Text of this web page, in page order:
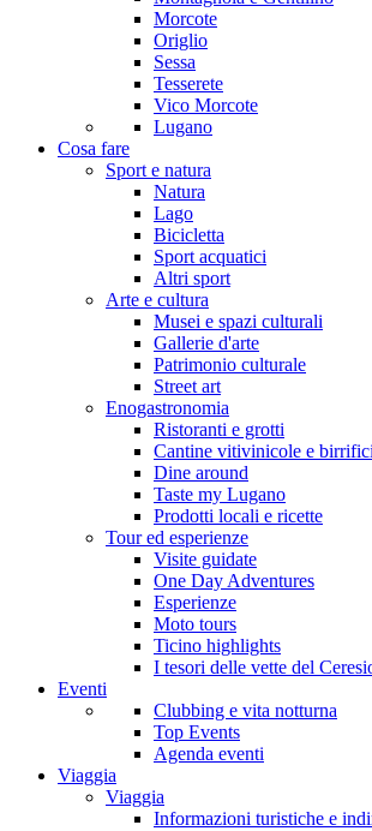
Morcote
Origlio
Sessa
Tesserete
Vico Morcote
Lugano
Cosa fare
Sport e natura
Natura
Lago
Bicicletta
Sport acquatici
Altri sport
Arte e cultura
Musei e spazi culturali
Gallerie d'arte
Patrimonio culturale
Street art
Enogastronomia
Ristoranti e grotti
Cantine vitivinicole e birrifici
Dine around
Taste my Lugano
Prodotti locali e ricette
Tour ed esperienze
Visite guidate
One Day Adventures
Esperienze
Moto tours
Ticino highlights
I tesori delle vette del
Eventi
Clubbing e vita notturna
Top Events
Agenda eventi
Viaggia
Viaggia
Informazioni turistiche e